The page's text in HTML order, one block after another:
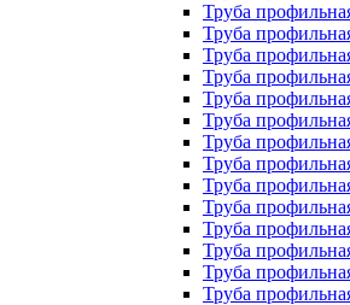
Труба
Труба
Труба
Труба
Труба
Труба
Труба
Труба
Труба
Труба
Труба
Труба
Труба
Труба